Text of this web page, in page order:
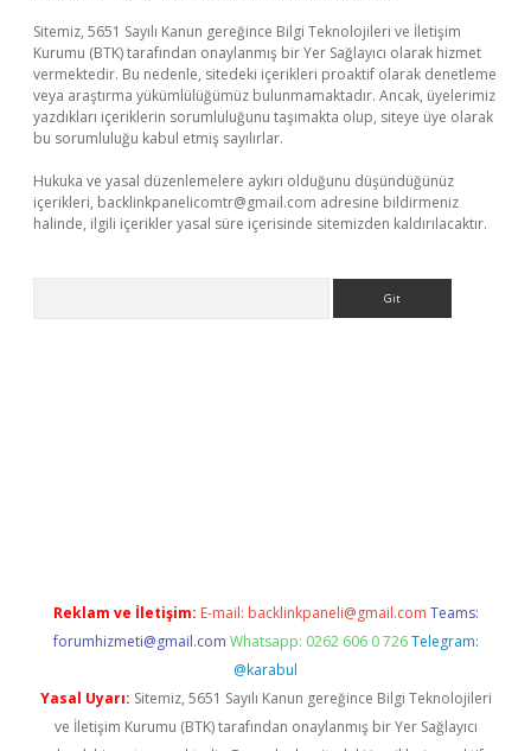
Sitemiz, 5651 Sayılı Kanun gereğince Bilgi Teknolojileri ve İletişim
Kurumu (BTK) tarafından onaylanmış bir Yer Sağlayıcı olarak hizmet
vermektedir. Bu nedenle, sitedeki içerikleri proaktif olarak denetleme
veya araştırma yükümlülüğümüz bulunmamaktadır. Ancak, üyelerimiz
yazdıkları içeriklerin sorumluluğunu taşımakta olup, siteye üye olarak
bu sorumluluğu kabul etmiş sayılırlar.
Hukuka ve yasal düzenlemelere aykırı olduğunu düşündüğünüz
içerikleri, backlinkpanelicomtr@gmail.com adresine bildirmeniz
halinde, ilgili içerikler yasal süre içerisinde sitemizden kaldırılacaktır.
Reklam ve İletişim: E-mail: backlinkpaneli@gmail.com Teams:
forumhizmeti@gmail.com Whatsapp: 0262 606 0 726 Telegram:
@karabul
Yasal Uyarı: Sitemiz, 5651 Sayılı Kanun gereğince Bilgi Teknolojileri
ve İletişim Kurumu (BTK) tarafından onaylanmış bir Yer Sağlayıcı